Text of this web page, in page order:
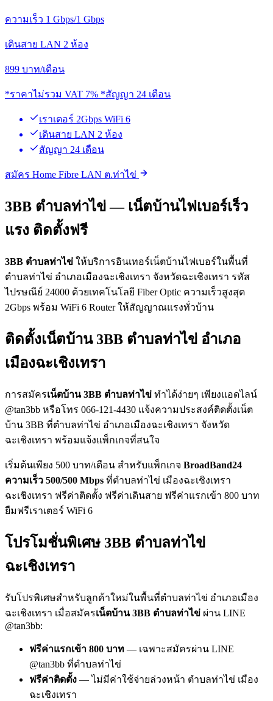
ความเร็ว 1 Gbps/1 Gbps
เดินสาย LAN 2 ห้อง
899 บาท/เดือน
*ราคาไม่รวม VAT 7% *สัญญา 24 เดือน
เราเตอร์ 2Gbps WiFi 6
เดินสาย LAN 2 ห้อง
สัญญา 24 เดือน
สมัคร Home Fibre LAN ต.ท่าไข่
3BB ตำบลท่าไข่ — เน็ตบ้านไฟเบอร์เร็ว
แรง ติดตั้งฟรี
3BB ตำบลท่าไข่ ให้บริการอินเทอร์เน็ตบ้านไฟเบอร์ในพื้นที่
ตำบลท่าไข่ อำเภอเมืองฉะเชิงเทรา จังหวัดฉะเชิงเทรา รหัส
ไปรษณีย์ 24000 ด้วยเทคโนโลยี Fiber Optic ความเร็วสูงสุด
2Gbps พร้อม WiFi 6 Router ให้สัญญาณแรงทั่วบ้าน
ติดตั้งเน็ตบ้าน 3BB ตำบลท่าไข่ อำเภอ
เมืองฉะเชิงเทรา
การสมัครเน็ตบ้าน 3BB ตำบลท่าไข่ ทำได้ง่ายๆ เพียงแอดไลน์
@tan3bb หรือโทร 066-121-4430 แจ้งความประสงค์ติดตั้งเน็ต
บ้าน 3BB ที่ตำบลท่าไข่ อำเภอเมืองฉะเชิงเทรา จังหวัด
ฉะเชิงเทรา พร้อมแจ้งแพ็กเกจที่สนใจ
เริ่มต้นเพียง 500 บาท/เดือน สำหรับแพ็กเกจ BroadBand24
ความเร็ว 500/500 Mbps ที่ตำบลท่าไข่ เมืองฉะเชิงเทรา
ฉะเชิงเทรา ฟรีค่าติดตั้ง ฟรีค่าเดินสาย ฟรีค่าแรกเข้า 800 บาท
ยืมฟรีเราเตอร์ WiFi 6
โปรโมชั่นพิเศษ 3BB ตำบลท่าไข่
ฉะเชิงเทรา
รับโปรพิเศษสำหรับลูกค้าใหม่ในพื้นที่ตำบลท่าไข่ อำเภอเมือง
ฉะเชิงเทรา เมื่อสมัครเน็ตบ้าน 3BB ตำบลท่าไข่ ผ่าน LINE
@tan3bb:
ฟรีค่าแรกเข้า 800 บาท — เฉพาะสมัครผ่าน LINE
@tan3bb ที่ตำบลท่าไข่
ฟรีค่าติดตั้ง — ไม่มีค่าใช้จ่ายล่วงหน้า ตำบลท่าไข่ เมือง
ฉะเชิงเทรา